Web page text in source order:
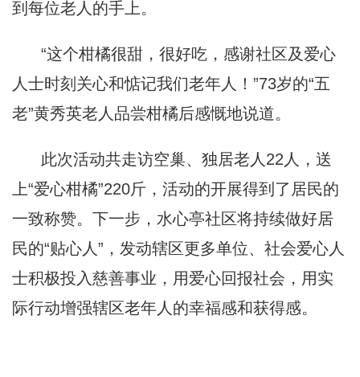
到每位老人的手上。
“这个柑橘很甜，很好吃，感谢社区及爱心
人士时刻关心和惦记我们老年人！”73岁的“五
老”黄秀英老人品尝柑橘后感慨地说道。
此次活动共走访空巢、独居老人22人，送
上“爱心柑橘”220斤，活动的开展得到了居民的
一致称赞。下一步，水心亭社区将持续做好居
民的“贴心人”，发动辖区更多单位、社会爱心人
士积极投入慈善事业，用爱心回报社会，用实
际行动增强辖区老年人的幸福感和获得感。